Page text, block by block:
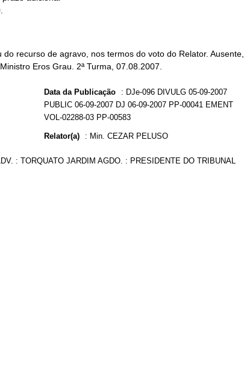
recurso de agravo, nos termos do voto do Relator. Ausente,
Eros Grau. 2ª Turma, 07.08.2007.
Data da Publicação : DJe-096 DIVULG 05-09-2007
PUBLIC 06-09-2007 DJ 06-09-2007 PP-00041 EMENT
VOL-02288-03 PP-00583
Relator(a) : Min. CEZAR PELUSO
: TORQUATO JARDIM AGDO. : PRESIDENTE DO TRIBUNAL